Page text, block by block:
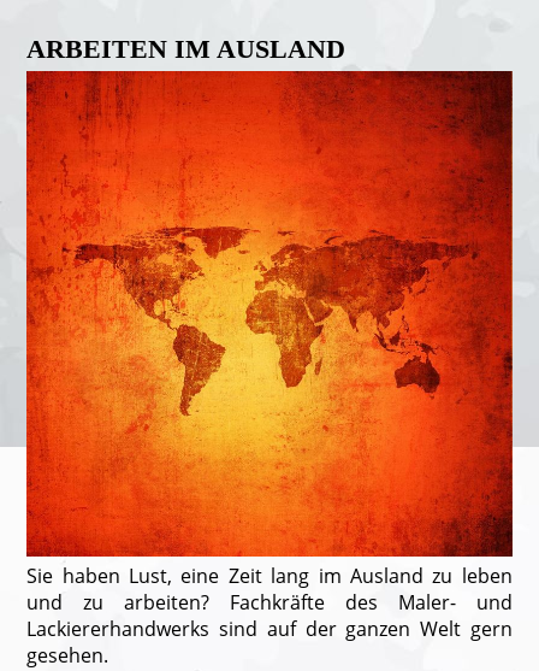
ARBEITEN IM AUSLAND
Sie haben Lust, eine Zeit lang im Ausland zu leben
und zu arbeiten? Fachkräfte des Maler- und
Lackiererhandwerks sind auf der ganzen Welt gern
gesehen.